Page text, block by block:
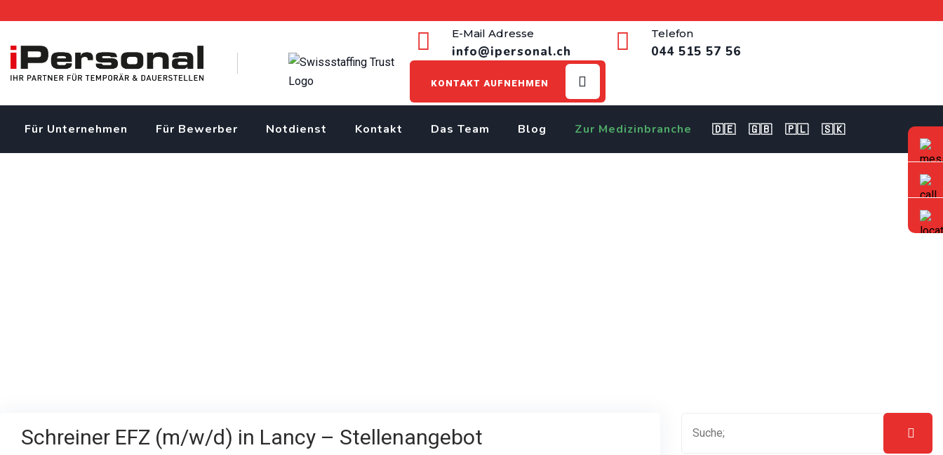
content
E-Mail Adresse
info@ipersonal.ch
Telefon
044 515 57 56
KONTAKT AUFNEHMEN
Für Unternehmen Für Bewerber Notdienst Kontakt Das Team Blog Zur Medizinbranche 🇩🇪 🇬🇧 🇵🇱 🇸🇰
Schreiner EFZ (m/w/d) in Lancy – Stellenangebot